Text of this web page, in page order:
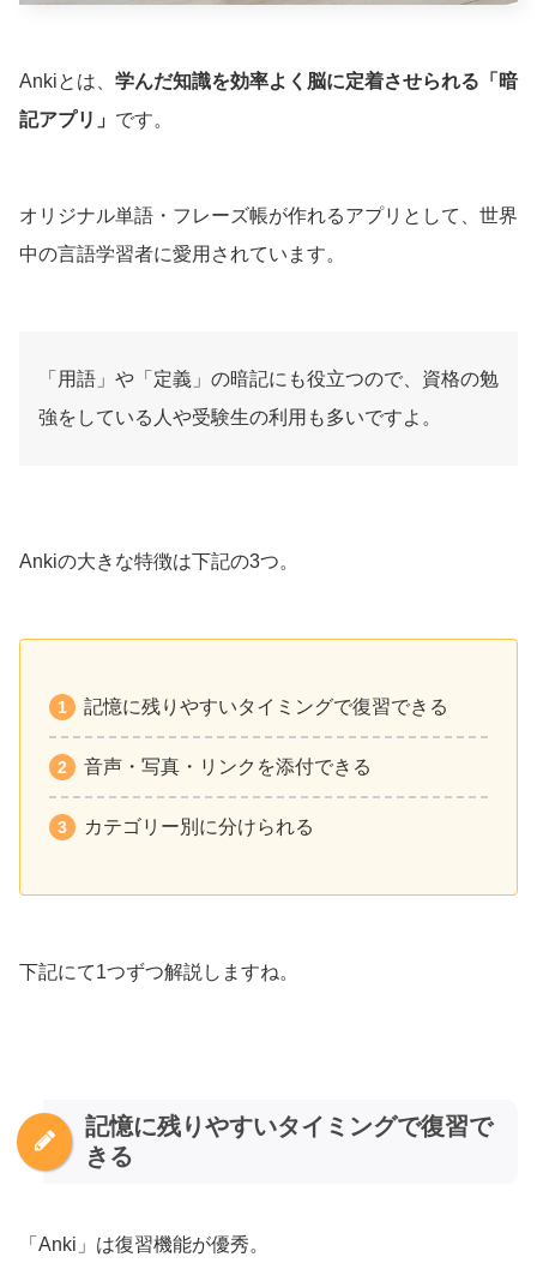
Ankiとは、 学んだ知識を効率よく脳に定着させられる「暗
記アプリ」 です。
オリジナル単語・フレーズ帳が作れるアプリとして、世界
中の言語学習者に愛用されています。
「用語」や「定義」の暗記にも役立つので、資格の勉
強をしている人や受験生の利用も多いですよ。
Ankiの大きな特徴は下記の3つ。
記憶に残りやすいタイミングで復習できる
音声・写真・リンクを添付できる
カテゴリー別に分けられる
下記にて1つずつ解説しますね。
記憶に残りやすいタイミングで復習で
きる
「Anki」は復習機能が優秀。